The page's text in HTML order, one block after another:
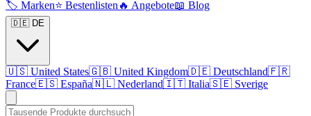
🏷️ Marken⭐ Bestenlisten 🔥 Angebote📖 Blog
🇩🇪 DE
🇺🇸 United States🇬🇧 United Kingdom🇩🇪 Deutschland🇫🇷
France🇪🇸 España🇳🇱 Nederland🇮🇹 Italia🇸🇪 Sverige